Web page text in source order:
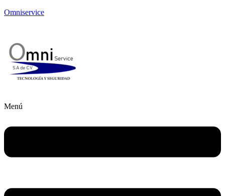
Omniservice
Menú